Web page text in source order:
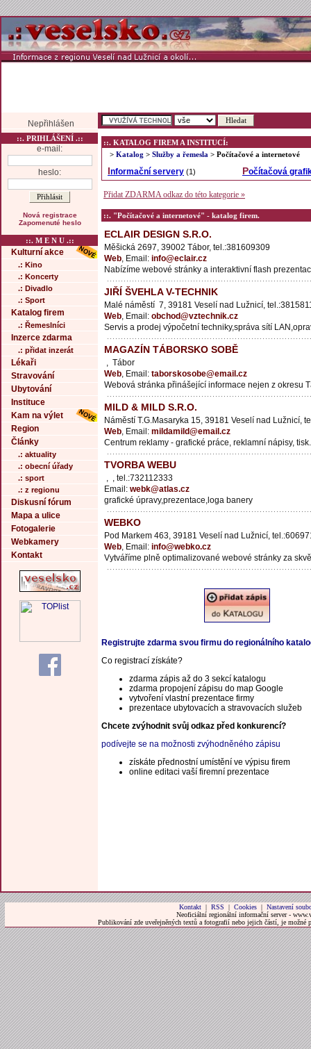
Nepřihlášen
::. PRIHLÁŠENÍ .::
e-mail:
heslo:
Nová registrace
Zapomenuté heslo
::. M E N U .::
Kulturní akce
.: Kino
.: Koncerty
.: Divadlo
.: Sport
Katalog firem
.: Řemeslníci
Inzerce zdarma
.: přidat inzerát
Lékaři
Stravování
Ubytování
Instituce
Kam na výlet
Region
Články
.: aktuality
.: obecní úřady
.: sport
.: z regionu
Diskusní fórum
Mapa a ulice
Fotogalerie
Webkamery
Kontakt
::. KATALOG FIREM A INSTITUCÍ:
> Katalog > Služby a řemesla > Počítačové a internetové
Informační servery (1) Počítačová
Přidat ZDARMA odkaz do této kategorie »
::. "Počítačové a internetové" - katalog firem.
ECLAIR DESIGN S.R.O.
Měšická 2697, 39002 Tábor, tel.:381609309
Web, Email: info@eclair.cz
Nabízíme webové stránky a interaktivní flash
JIŘÍ ŠVEHLA V-TECHNIK
Malé náměstí 7, 39181 Veselí nad Lužnicí,
Web, Email: obchod@vztechnik.cz
Servis a prodej výpočetní techniky,správa sítí
MAGAZÍN TÁBORSKO SOBĚ
, Tábor
Web, Email: taborskosobe@email.cz
Webová stránka přinášející informace nejen z okresu
MILD & MILD S.R.O.
Náměstí T.G.Masaryka 15, 39181 Veselí nad Lužnicí,
Web, Email: mildamild@email.cz
Centrum reklamy - grafické práce, reklamní nápisy,
TVORBA WEBU
, , tel.:732112333
Email: webk@atlas.cz
grafické úpravy,prezentace,loga banery
WEBKO
Pod Markem 463, 39181 Veselí nad Lužnicí,
Web, Email: info@webko.cz
Vytváříme plně optimalizované webové stránky za
Registrujte zdarma svou firmu do regionálního
Co registrací získáte?
zdarma zápis až do 3 sekcí katalogu
zdarma propojení zápisu do map Google
vytvoření vlastní prezentace firmy
prezentace ubytovacích a stravovacích služeb
Chcete zvýhodnit svůj odkaz před konkurencí?
podívejte se na možnosti zvýhodněného zápisu
získáte přednostní umístění ve výpisu firem
online editaci vaší firemní prezentace
Kontakt| RSS | Cookies| Nastavení
Neoficiální regionální informační server -
Publikování zde uveřejněných textů a fotografií nebo jejich částí, je možné